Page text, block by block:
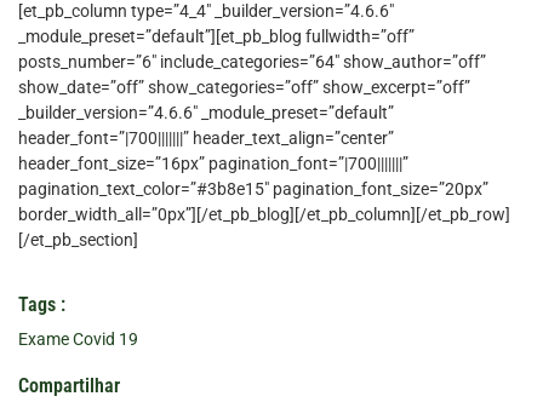
[et_pb_column type=”4_4″ _builder_version=”4.6.6″
_module_preset=”default”][et_pb_blog fullwidth=”off”
posts_number=”6″ include_categories=”64″ show_author=”off”
show_date=”off” show_categories=”off” show_excerpt=”off”
_builder_version=”4.6.6″ _module_preset=”default”
header_font=”|700|||||||” header_text_align=”center”
header_font_size=”16px” pagination_font=”|700|||||||”
pagination_text_color=”#3b8e15″ pagination_font_size=”20px”
border_width_all=”0px”][/et_pb_blog][/et_pb_column][/et_pb_row]
[/et_pb_section]
Tags :
Exame Covid 19
Compartilhar